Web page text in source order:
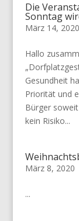
Die
Sonntag
März 14, 2020
Hallo
Gesundheit
Priorität und
Bürger
kein Risiko...
März 8, 2020
...